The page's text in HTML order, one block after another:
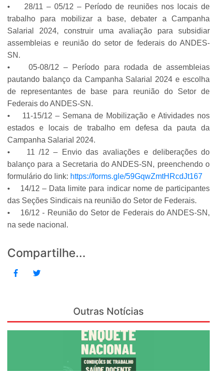
• 28/11 – 05/12 – Período de reuniões nos locais de
trabalho para mobilizar a base, debater a Campanha
Salarial 2024, construir uma avaliação para subsidiar
assembleias e reunião do setor de federais do ANDES-
SN.
• 05-08/12 – Período para rodada de assembleias
pautando balanço da Campanha Salarial 2024 e escolha
de representantes de base para reunião do Setor de
Federais do ANDES-SN.
• 11-15/12 – Semana de Mobilização e Atividades nos
estados e locais de trabalho em defesa da pauta da
Campanha Salarial 2024.
• 11 /12 – Envio das avaliações e deliberações do
balanço para a Secretaria do ANDES-SN, preenchendo o
formulário do link: https://forms.gle/59GqwZmtHRcdJt167
• 14/12 – Data limite para indicar nome de participantes
das Seções Sindicais na reunião do Setor de Federais.
• 16/12 - Reunião do Setor de Federais do ANDES-SN,
na sede nacional.
Compartilhe...
Outras Notícias